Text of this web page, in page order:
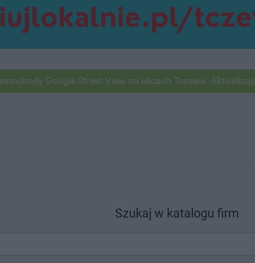
Google Street View na ulicach Tczewa. Aktualizują
Szukaj w katalogu firm